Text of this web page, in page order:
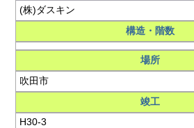
(株)ダスキン
構造・階数
場所
吹田市
竣工
H30-3